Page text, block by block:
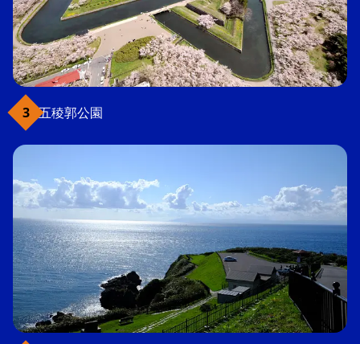
五稜郭公園